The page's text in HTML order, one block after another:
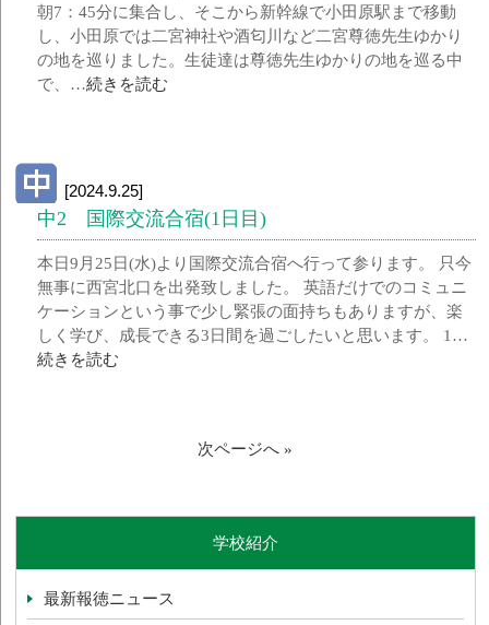
朝7：45分に集合し、そこから新幹線で小田原駅まで移動
し、小田原では二宮神社や酒匂川など二宮尊徳先生ゆかり
の地を巡りました。生徒達は尊徳先生ゆかりの地を巡る中
で、…続きを読む
[2024.9.25]
中2 国際交流合宿(1日目)
本日9月25日(水)より国際交流合宿へ行って参ります。 只今
無事に西宮北口を出発致しました。 英語だけでのコミュニ
ケーションという事で少し緊張の面持ちもありますが、楽
しく学び、成長できる3日間を過ごしたいと思います。 1…
続きを読む
次ページへ »
学校紹介
最新報徳ニュース